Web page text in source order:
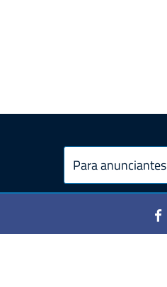
Para anunciantes